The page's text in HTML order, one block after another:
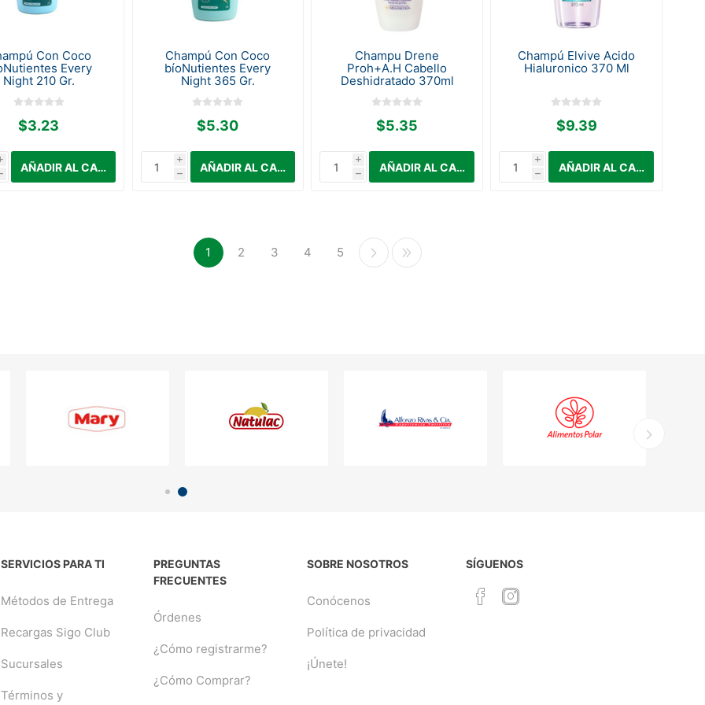
Con Coco
Every
Night 210 Gr.
$3.23
Champú Con Coco
bíoNutientes Every
Night 365 Gr.
$5.30
i
h
Champu Drene
Proh+A.H Cabello
Deshidratado 370ml
$5.35
i
h
Champú Elvive Acido
Hialuronico 370 Ml
$9.39
i
h
1 2 3 4 5
SERVICIOS PARA TI
Métodos de Entrega
Recargas Sigo Club
Sucursales
Términos y
PREGUNTAS
FRECUENTES
Órdenes
¿Cómo registrarme?
¿Cómo Comprar?
SOBRE NOSOTROS
Conócenos
Política de privacidad
¡Únete!
SÍGUENOS